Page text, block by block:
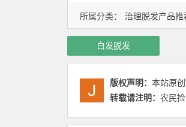
所属分类： 治理脱发产品推
白发脱发
版权声明： 本站原
转载请注明： 农民